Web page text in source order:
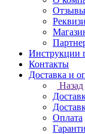
Отзывы
Инструкции
Контакты
Доставка и
Назад
Оплата